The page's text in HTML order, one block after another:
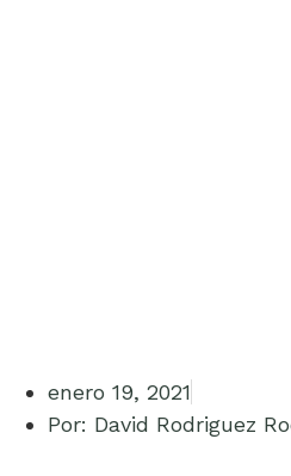
enero 19, 2021
Por: David Rodriguez